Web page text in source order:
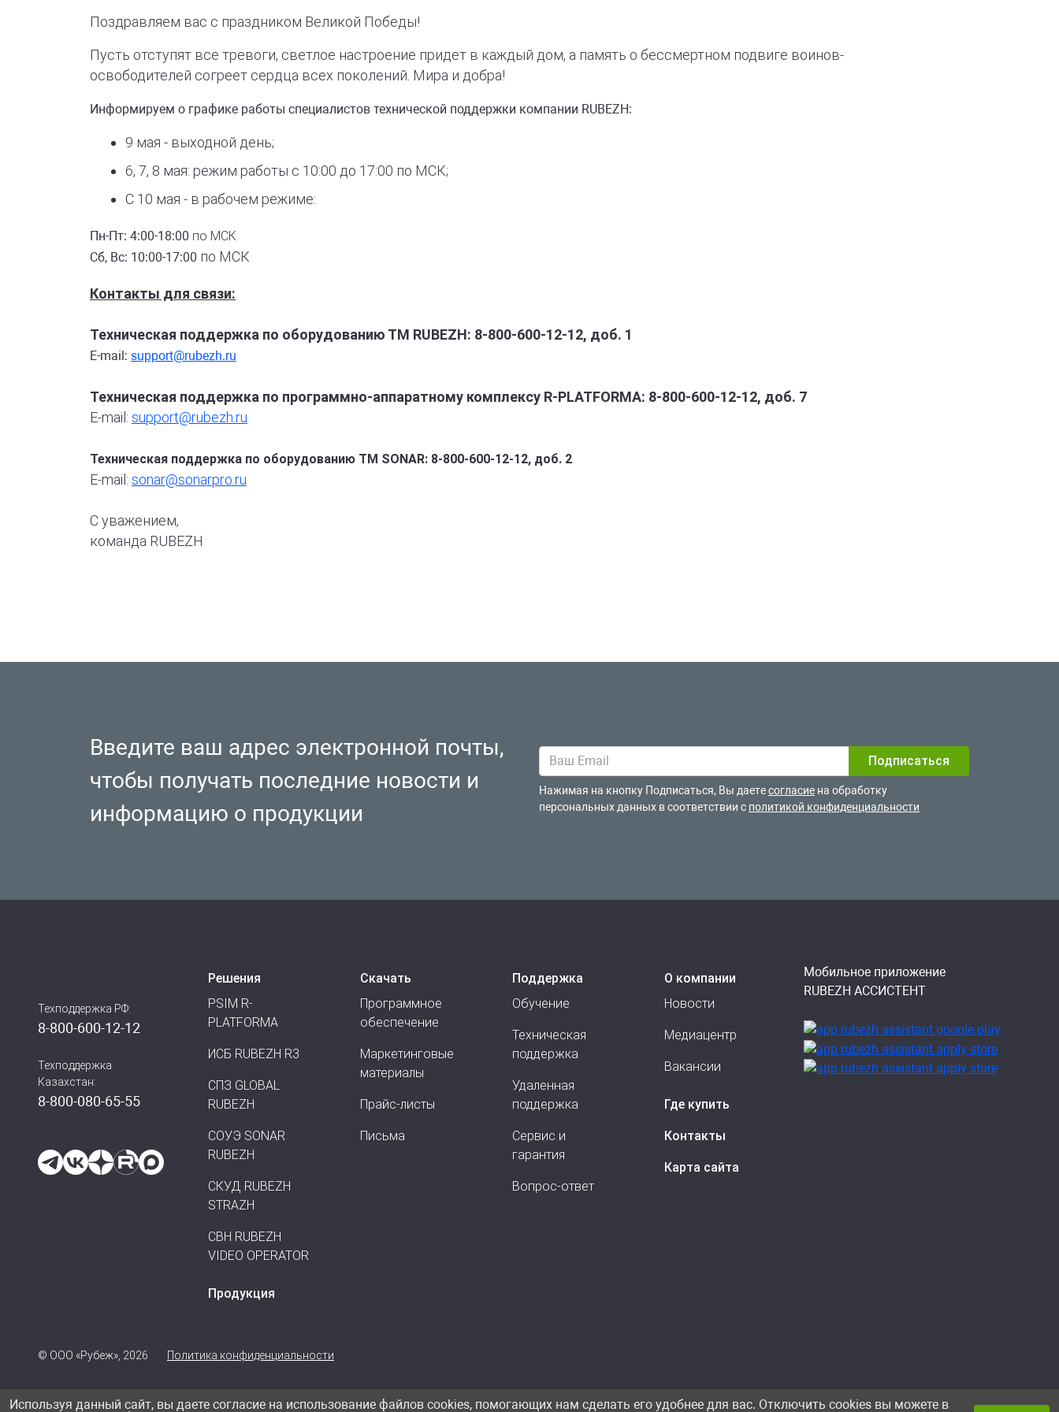
Поздравляем вас с праздником Великой Победы!
Пусть отступят все тревоги, светлое настроение придет в каждый дом, а память о бессмертном подвиге воинов-
освободителей согреет сердца всех поколений. Мира и добра!
Информируем о графике работы специалистов технической поддержки компании RUBEZH:
9 мая - выходной день;
6, 7, 8 мая: режим работы с 10:00 до 17:00 по МСК;
С 10 мая - в рабочем режиме:
Пн-Пт: 4:00-18:00 по МСК
Сб, Вс: 10:00-17:00 по МСК
Контакты для связи:
Техническая поддержка по оборудованию ТМ RUBEZH: 8-800-600-12-12, доб. 1
E-mail: support@rubezh.ru
Техническая поддержка по программно-аппаратному комплексу R-PLATFORMA: 8-800-600-12-12, доб. 7
E-mail: support@rubezh.ru
Техническая поддержка по оборудованию ТМ SONAR: 8-800-600-12-12, доб. 2
E-mail: sonar@sonarpro.ru
С уважением,
команда RUBEZH
Введите ваш адрес электронной почты,
чтобы получать последние новости и
информацию о продукции
Нажимая на кнопку Подписаться, Вы даетесогласие на обработку
персональных данных в соответствии с политикой конфиденциальности
Техподдержка РФ:
8-800-600-12-12
Техподдержка
Казахстан:
8-800-080-65-55
Решения
PSIM R-
PLATFORMA
ИСБ RUBEZH R3
СПЗ GLOBAL
RUBEZH
СОУЭ SONAR
RUBEZH
СКУД RUBEZH
STRAZH
СВН RUBEZH
VIDEO OPERATOR
Продукция
Скачать
Программное
обеспечение
Маркетинговые
материалы
Прайс-листы
Письма
Поддержка
Обучение
Техническая
поддержка
Удаленная
поддержка
Сервис и
гарантия
Вопрос-ответ
О компании
Новости
Медиацентр
Вакансии
Где купить
Контакты
Карта сайта
Мобильное приложение
RUBEZH АССИСТЕНТ
© ООО «Рубеж», 2026 Политика конфиденциальности
Используя данный сайт, вы даете согласие на использование файлов cookies, помогающих нам сделать его удобнее для вас. Отключить cookies вы можете в